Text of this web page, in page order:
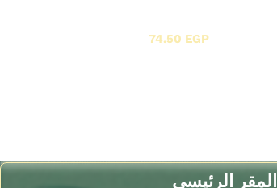
74.50 EGP
المقر الرئيسي